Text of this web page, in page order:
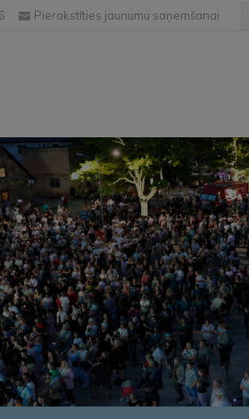
Pierakstīties jaunumu saņemšanai